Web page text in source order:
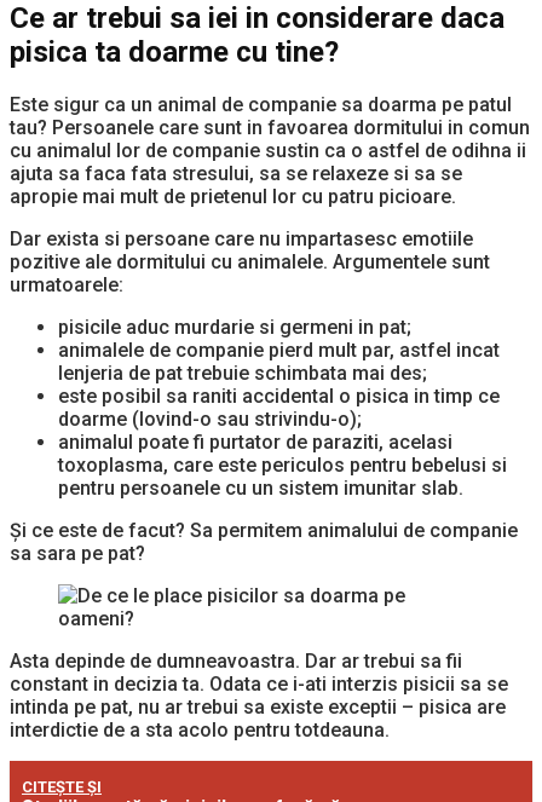
Ce ar trebui sa iei in considerare daca
pisica ta doarme cu tine?
Este sigur ca un animal de companie sa doarma pe patul
tau? Persoanele care sunt in favoarea dormitului in comun
cu animalul lor de companie sustin ca o astfel de odihna ii
ajuta sa faca fata stresului, sa se relaxeze si sa se
apropie mai mult de prietenul lor cu patru picioare.
Dar exista si persoane care nu impartasesc emotiile
pozitive ale dormitului cu animalele. Argumentele sunt
urmatoarele:
pisicile aduc murdarie si germeni in pat;
animalele de companie pierd mult par, astfel incat
lenjeria de pat trebuie schimbata mai des;
este posibil sa raniti accidental o pisica in timp ce
doarme (lovind-o sau strivindu-o);
animalul poate fi purtator de paraziti, acelasi
toxoplasma, care este periculos pentru bebelusi si
pentru persoanele cu un sistem imunitar slab.
Și ce este de facut? Sa permitem animalului de companie
sa sara pe pat?
Asta depinde de dumneavoastra. Dar ar trebui sa fii
constant in decizia ta. Odata ce i-ati interzis pisicii sa se
intinda pe pat, nu ar trebui sa existe exceptii – pisica are
interdictie de a sta acolo pentru totdeauna.
CITEȘTE ȘI